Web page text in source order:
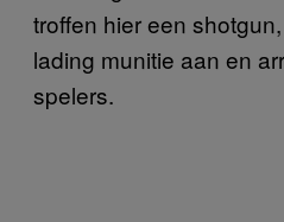
troffen hier een
lading munitie aan en
spelers.